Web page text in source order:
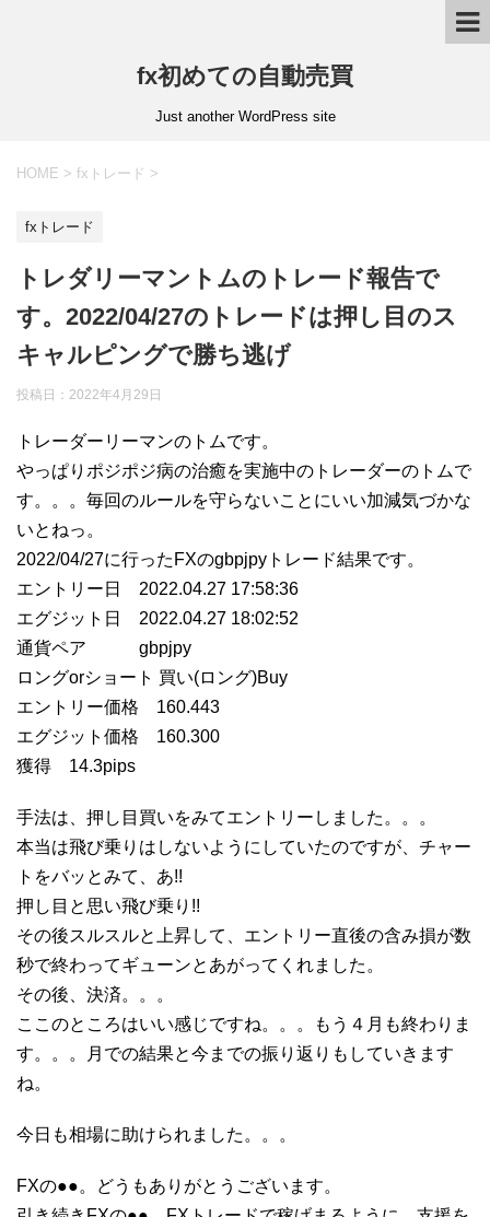
fx初めての自動売買
Just another WordPress site
HOME > fxトレード >
fxトレード
トレダリーマントムのトレード報告で
す。2022/04/27のトレードは押し目のス
キャルピングで勝ち逃げ
投稿日： 2022年4月29日
トレーダーリーマンのトムです。
やっぱりポジポジ病の治癒を実施中のトレーダーのトムで
す。。。毎回のルールを守らないことにいい加減気づかな
いとねっ。
2022/04/27に行ったFXのgbpjpyトレード結果です。
エントリー日 2022.04.27 17:58:36
エグジット日 2022.04.27 18:02:52
通貨ペア gbpjpy
ロングorショート 買い(ロング)Buy
エントリー価格 160.443
エグジット価格 160.300
獲得 14.3pips
手法は、押し目買いをみてエントリーしました。。。
本当は飛び乗りはしないようにしていたのですが、チャー
トをバッとみて、あ!!
押し目と思い飛び乗り!!
その後スルスルと上昇して、エントリー直後の含み損が数
秒で終わってギューンとあがってくれました。
その後、決済。。。
ここのところはいい感じですね。。。もう４月も終わりま
す。。。月での結果と今までの振り返りもしていきます
ね。
今日も相場に助けられました。。。
FXの●●。どうもありがとうございます。